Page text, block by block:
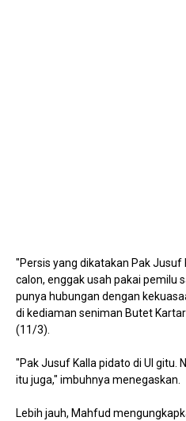
"Persis yang dikatakan Pak Jusuf
calon, enggak usah pakai pemilu
punya hubungan dengan
di kediaman seniman Butet
(11/3).
"Pak Jusuf Kalla pidato di UI gitu.
itu juga," imbuhnya menegaskan.
Lebih jauh, Mahfud